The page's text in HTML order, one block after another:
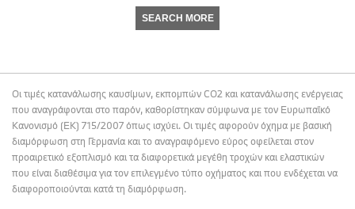
SEARCH MORE
Οι τιμές κατανάλωσης καυσίμων, εκπομπών CO2 και κατανάλωσης ενέργειας
που αναγράφονται στο παρόν, καθορίστηκαν σύμφωνα με τον Ευρωπαϊκό
Κανονισμό (ΕΚ) 715/2007 όπως ισχύει. Οι τιμές αφορούν όχημα με βασική
διαμόρφωση στη Γερμανία και το αναγραφόμενο εύρος οφείλεται στον
προαιρετικό εξοπλισμό και τα διαφορετικά μεγέθη τροχών και ελαστικών
που είναι διαθέσιμα για τον επιλεγμένο τύπο οχήματος και που ενδέχεται να
διαφοροποιούνται κατά τη διαμόρφωση.